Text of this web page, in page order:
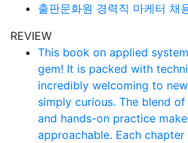
출판문화원 경력직 마케터 채
REVIEW
This book on applied
gem! It is packed with
incredibly welcoming to
simply curious. The blend
and hands-on practice
approachable. Each